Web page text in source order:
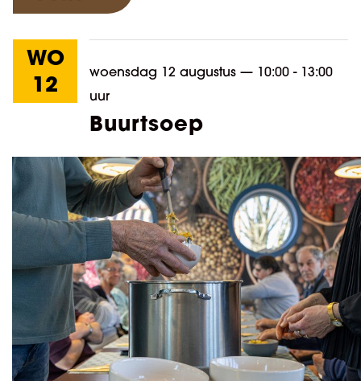
WO
12
woensdag 12 augustus — 10:00 - 13:00
uur
Buurtsoep